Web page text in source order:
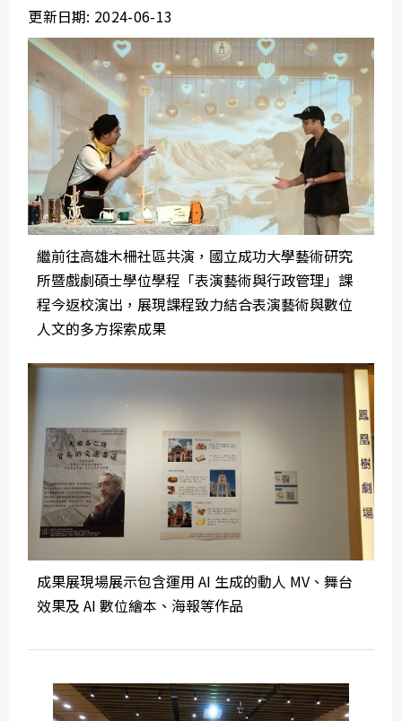
更新日期: 2024-06-13
繼前往高雄木柵社區共演，國立成功大學藝術研究
所暨戲劇碩士學位學程「表演藝術與行政管理」課
程今返校演出，展現課程致力結合表演藝術與數位
人文的多方探索成果
成果展現場展示包含運用 AI 生成的動人 MV、舞台
效果及 AI 數位繪本、海報等作品